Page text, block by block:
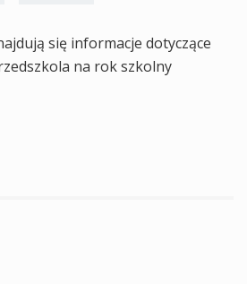
się informacje dotyczące
na rok szkolny